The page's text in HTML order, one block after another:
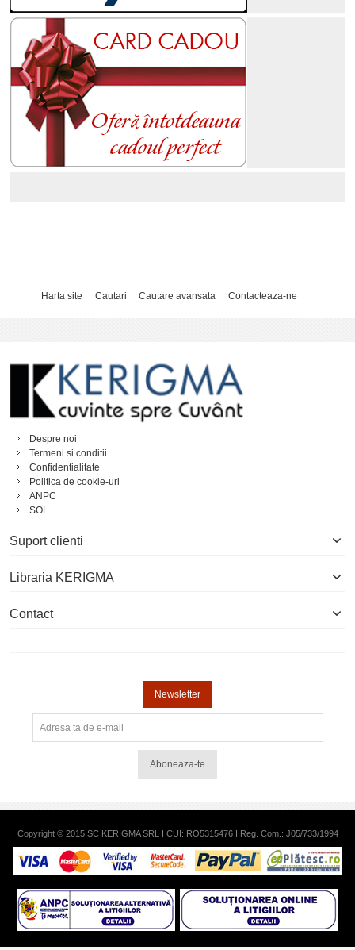
Harta site Cautari Cautare avansata Contacteaza-ne
Despre noi
Termeni si conditii
Confidentialitate
Politica de cookie-uri
ANPC
SOL
Suport clienti
Libraria KERIGMA
Contact
Newsletter
Aboneaza-te
Copyright © 2015 SC KERIGMA SRL I CUI: RO5315476 I Reg. Com.: J05/733/1994